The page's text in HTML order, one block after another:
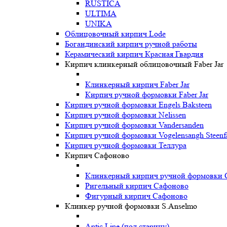
RUSTICA
ULTIMA
UNIKA
Oблицовочный кирпич Lode
Богандинский кирпич ручной работы
Керамический кирпич Красная Гвардия
Кирпич клинкерный облицовочный Faber Jar
Клинкерный кирпич Faber Jar
Кирпич ручной формовки Faber Jar
Кирпич ручной формовки Engels Baksteen
Кирпич ручной формовки Nelissen
Кирпич ручной формовки Vandersanden
Кирпич ручной формовки Vogelensangh
Кирпич ручной формовки Теллура
Кирпич Сафоново
Клинкерный кирпич ручной формовки
Ригельный кирпич Сафоново
Фигурный кирпич Сафоново
Клинкер ручной формовки S.Anselmo